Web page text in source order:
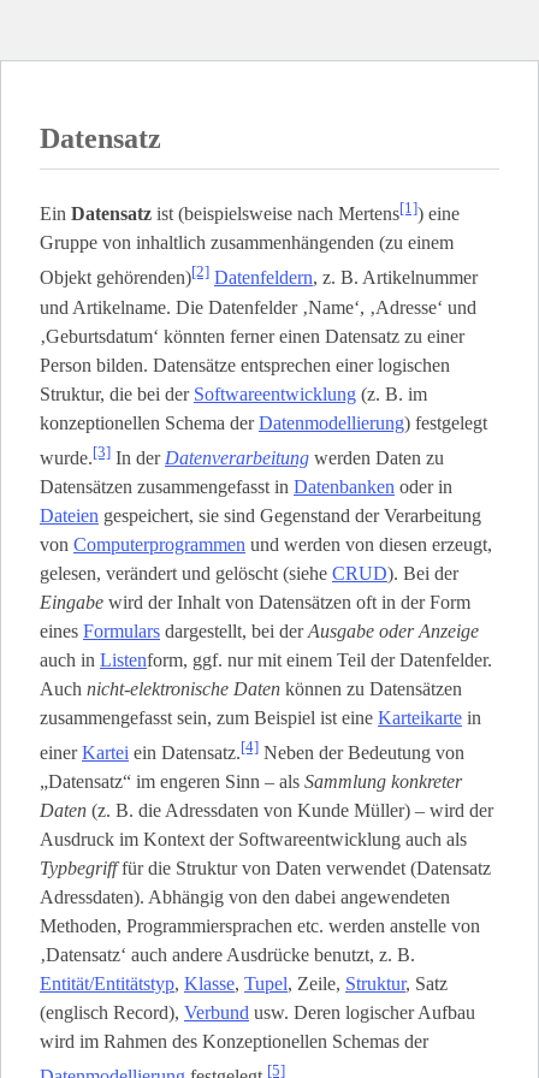
Datensatz
Ein Datensatz ist (beispielsweise nach Mertens[1]) eine
Gruppe von inhaltlich zusammenhängenden (zu einem
Objekt gehörenden)[2] Datenfeldern, z. B. Artikelnummer
und Artikelname. Die Datenfelder ‚Name‘, ‚Adresse‘ und
‚Geburtsdatum‘ könnten ferner einen Datensatz zu einer
Person bilden. Datensätze entsprechen einer logischen
Struktur, die bei der Softwareentwicklung (z. B. im
konzeptionellen Schema derDatenmodellierung) festgelegt
wurde.[3] In der Datenverarbeitung werden Daten zu
Datensätzen zusammengefasst in Datenbanken oder in
Dateien gespeichert, sie sind Gegenstand der Verarbeitung
von Computerprogrammen und werden von diesen erzeugt,
gelesen, verändert und gelöscht (siehe CRUD). Bei der
Eingabe wird der Inhalt von Datensätzen oft in der Form
eines Formulars dargestellt, bei derAusgabe oder Anzeige
auch in Listen­form, ggf. nur mit einem Teil der Datenfelder.
Auch nicht-elektronische Daten können zu Datensätzen
zusammengefasst sein, zum Beispiel ist eine Karteikarte in
einerKartei ein Datensatz.[4] Neben der Bedeutung von
„Datensatz“ im engeren Sinn – als Sammlung konkreter
Daten (z. B. die Adressdaten von Kunde Müller) – wird der
Ausdruck im Kontext der Softwareentwicklung auch als
Typbegrifffür die Struktur von Daten verwendet (Datensatz
Adressdaten). Abhängig von den dabei angewendeten
Methoden, Programmiersprachen etc. werden anstelle von
‚Datensatz‘ auch andere Ausdrücke benutzt, z. B.
Entität/Entitätstyp, Klasse, Tupel, Zeile, Struktur, Satz
(englisch Record), Verbund usw. Deren logischer Aufbau
wird im Rahmen des Konzeptionellen Schemas der
[5]